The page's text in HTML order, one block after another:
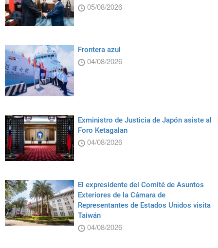
05/08/2026
Frontera azul
04/08/2026
Exministro de Justicia de Japón asiste al
Foro Ketagalan
04/08/2026
El expresidente del Comité de Asuntos
Exteriores de la Cámara de
Representantes de Estados Unidos visita
Taiwán
04/08/2026